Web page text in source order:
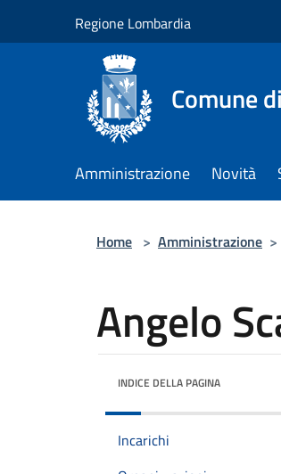
Regione Lombardia
Comune
Amministrazione Novità
Home > Amministrazione >
Angelo
INDICE DELLA PAGINA
Incarichi